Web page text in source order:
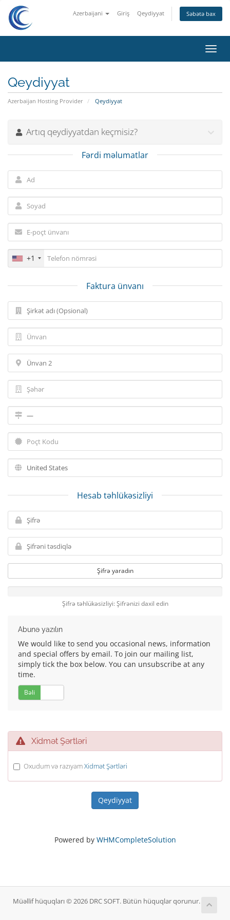
Azerbaijani Giriş Qeydiyyat Səbətə bax
keçid
Qeydiyyat
Azerbaijan Hosting Provider Qeydiyyat
Artıq qeydiyyatdan keçmisiz?
Fərdi məlumatlar
+1
Faktura ünvanı
Hesab təhlükəsizliyi
Şifrə yaradın
Şifrə təhlükəsizliyi: Şifrənizi daxil edin
Abunə yazılın
We would like to send you occasional news, information
and special offers by email. To join our mailing list,
simply tick the box below. You can unsubscribe at any
time.
Bəli
Xidmət Şərtləri
Oxudum və razıyamXidmət Şərtləri
Powered by WHMCompleteSolution
Müəllif hüquqları © 2026 DRC SOFT. Bütün hüquqlar qorunur.